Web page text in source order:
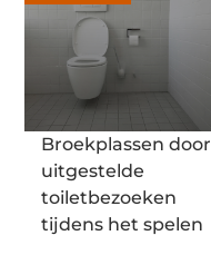
Broekplassen door
uitgestelde
toiletbezoeken
tijdens het spelen